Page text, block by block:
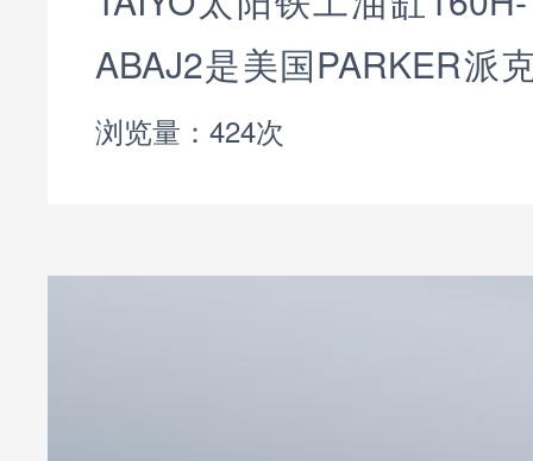
ABAJ2是美国PARKER派
工生产的液压缸产品。是
浏览量：424次